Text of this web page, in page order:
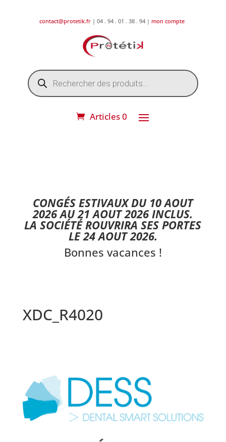
contact@protetik.fr | 04 . 94 . 01 . 38 . 94 | mon compte
Recherche
de
produits
Articles 0
CONGÉS ESTIVAUX DU 10 AOUT
2026 AU 21 AOUT 2026 INCLUS.
LA SOCIÉTÉ ROUVRIRA SES PORTES
LE 24 AOUT 2026.
Bonnes vacances !
XDC_R4020